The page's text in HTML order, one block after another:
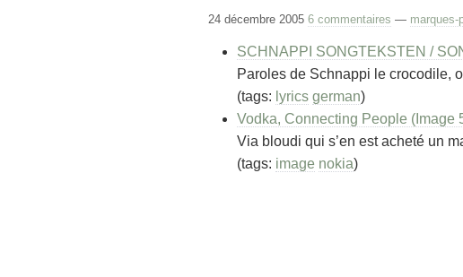
24 décembre 2005 6 commentaires — marques-
SCHNAPPI SONGTEKSTEN /
Paroles de Schnappi le crocodile,
(tags: lyrics german)
Vodka, Connecting People (Image
Via bloudi qui s’en est acheté un
(tags: image nokia)